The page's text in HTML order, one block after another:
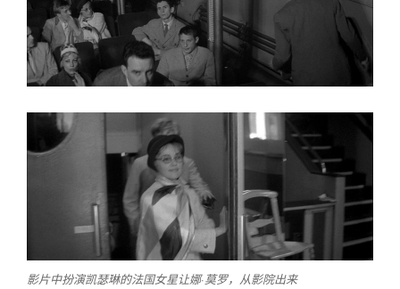
影片中扮演凯瑟琳的法国女星让娜·莫罗，从影院出来